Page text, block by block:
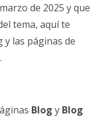
de 2025 y que
tema, aquí te
y las páginas de
Blog y Blog